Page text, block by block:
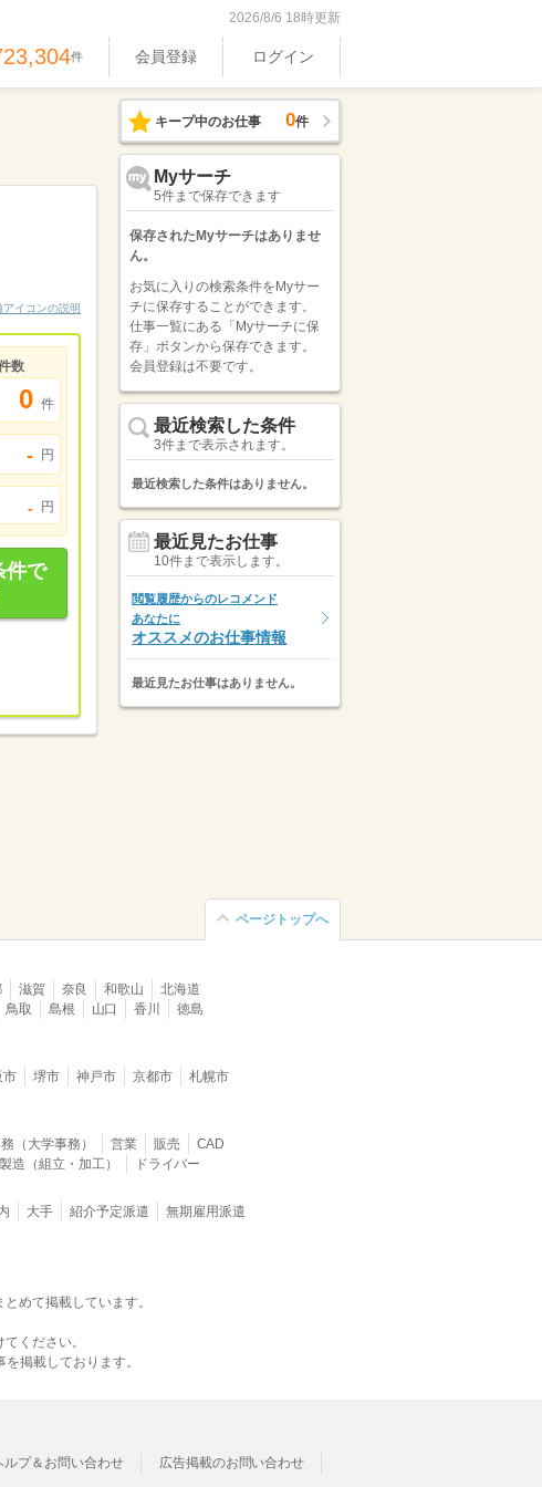
2026/8/6 18時更新
件 会員登録 ログイン
アイコンの説明
数
0 件
- 円
- 円
件で
キープ中のお仕事 0件
Myサーチ
5件まで保存できます
保存されたMyサーチはありませ
ん。
お気に入りの検索条件をMyサー
チに保存することができます。
仕事一覧にある「Myサーチに保
存」ボタンから保存できます。
会員登録は不要です。
最近検索した条件
3件まで表示されます。
最近検索した条件はありません。
最近見たお仕事
10件まで表示します。
閲覧履歴からのレコメンド
あなたに
オススメのお仕事情報
最近見たお仕事はありません。
ページトップへ
滋賀 奈良 和歌山
北海道
鳥取 島根 山口 香川
徳島
市 堺市 神戸市 京都市
札幌市
（大学事務） 営業 販売
CAD
製造（組立・加工） ドライバー
大手 紹介予定派遣
無期雇用派遣
めて掲載しています。
ください。
掲載しております。
ルプ＆お問い合わせ
広告掲載のお問い合わせ